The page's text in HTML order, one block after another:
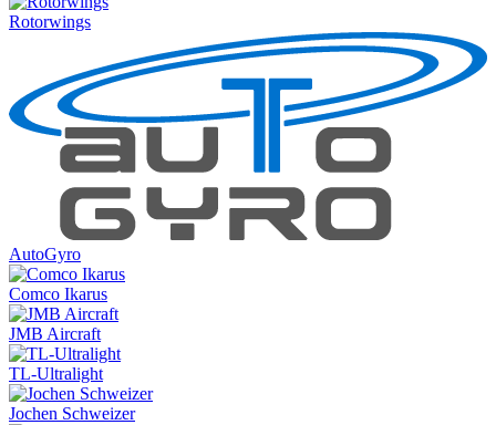
Rotorwings
AutoGyro
Comco Ikarus
JMB Aircraft
TL-Ultralight
Jochen Schweizer